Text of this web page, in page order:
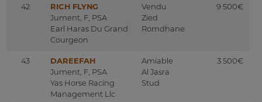
42
RICH FLYNG
Jument, F, PSA
Earl Haras Du Grand
Courgeon
Vendu
Zied
Romdhane
9 500€
43
DAREEFAH
Jument, F, PSA
Yas Horse Racing
Management Llc
Amiable
Al Jasra
Stud
3 500€